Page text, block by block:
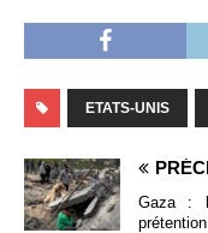
ETATS-UNIS
Gaza :